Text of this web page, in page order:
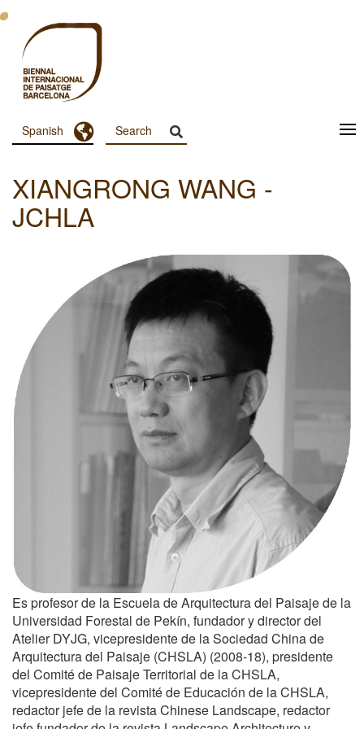
Pasar
contenido
principal
Menu
Principal
Dashboard
Spanish Toggle Dropdown
XIANGRONG WANG -
JCHLA
Es profesor de la Escuela de Arquitectura del Paisaje de la
Universidad Forestal de Pekín, fundador y director del
Atelier DYJG, vicepresidente de la Sociedad China de
Arquitectura del Paisaje (CHSLA) (2008-18), presidente
del Comité de Paisaje Territorial de la CHSLA,
vicepresidente del Comité de Educación de la CHSLA,
redactor jefe de la revista Chinese Landscape, redactor